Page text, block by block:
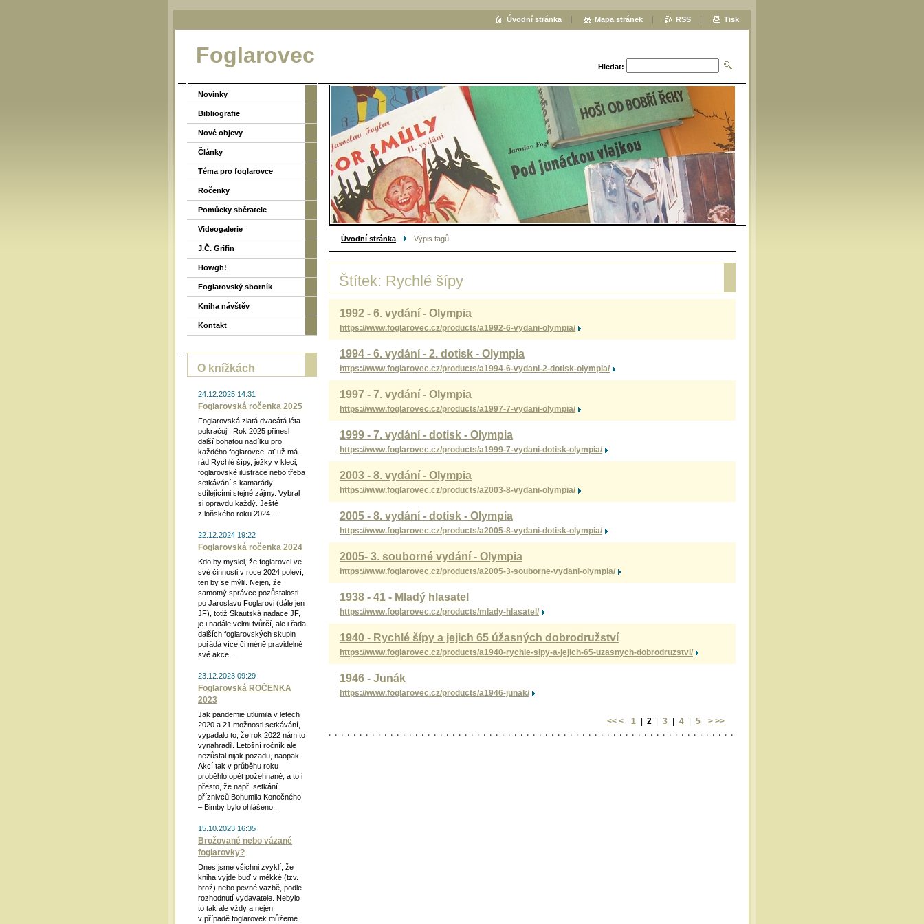
Foglarovec Hledat:
Úvodní stránka Výpis tagů
Štítek: Rychlé šípy
1992 - 6. vydání - Olympia
https://www.foglarovec.cz/products/a1992-6-vydani-olympia/
1994 - 6. vydání - 2. dotisk - Olympia
https://www.foglarovec.cz/products/a1994-6-vydani-2-dotisk-olympia/
1997 - 7. vydání - Olympia
https://www.foglarovec.cz/products/a1997-7-vydani-olympia/
1999 - 7. vydání - dotisk - Olympia
https://www.foglarovec.cz/products/a1999-7-vydani-dotisk-olympia/
2003 - 8. vydání - Olympia
https://www.foglarovec.cz/products/a2003-8-vydani-olympia/
2005 - 8. vydání - dotisk - Olympia
https://www.foglarovec.cz/products/a2005-8-vydani-dotisk-olympia/
2005- 3. souborné vydání - Olympia
https://www.foglarovec.cz/products/a2005-3-souborne-vydani-olympia/
1938 - 41 - Mladý hlasatel
https://www.foglarovec.cz/products/mlady-hlasatel/
1940 - Rychlé šípy a jejich 65 úžasných dobrodružství
https://www.foglarovec.cz/products/a1940-rychle-sipy-a-jejich-65-uzasnych-dobrodruzstvi/
1946 - Junák
https://www.foglarovec.cz/products/a1946-junak/
<< < 1 2 3 4 5 > >>
Novinky
Bibliografie
Nové objevy
Články
Téma pro foglarovce
Ročenky
Pomůcky sběratele
Videogalerie
J.Č. Grifin
Howgh!
Foglarovský sborník
Kniha návštěv
Kontakt
O knížkách
24.12.2025 14:31
Foglarovská ročenka 2025
Foglarovská zlatá dvacátá léta
pokračují. Rok 2025 přinesl
další bohatou nadílku pro
každého foglarovce, ať už má
rád Rychlé šípy, ježky v kleci,
foglarovské ilustrace nebo třeba
setkávání s kamarády
sdílejícími stejné zájmy. Vybral
si opravdu každý. Ještě
z loňského roku 2024...
22.12.2024 19:22
Foglarovská ročenka 2024
Kdo by myslel, že foglarovci ve
své činnosti v roce 2024 poleví,
ten by se mýlil. Nejen, že
samotný správce pozůstalosti
po Jaroslavu Foglarovi (dále jen
JF), totiž Skautská nadace JF,
je i nadále velmi tvůrčí, ale i řada
dalších foglarovských skupin
pořádá více či méně pravidelně
své akce,...
23.12.2023 09:29
Foglarovská ROČENKA
2023
Jak pandemie utlumila v letech
2020 a 21 možnosti setkávání,
vypadalo to, že rok 2022 nám to
vynahradil. Letošní ročník ale
nezůstal nijak pozadu, naopak.
Akcí tak v průběhu roku
proběhlo opět požehnaně, a to i
přesto, že např. setkání
příznivců Bohumila Konečného
– Bimby bylo ohlášeno...
15.10.2023 16:35
Brožované nebo vázané
foglarovky?
Dnes jsme všichni zvyklí, že
kniha vyjde buď v měkké (tzv.
brož) nebo pevné vazbě, podle
rozhodnutí vydavatele. Nebylo
to tak ale vždy a nejen
v případě foglarovek můžeme
Úvodní stránka Mapa stránek RSS Tisk